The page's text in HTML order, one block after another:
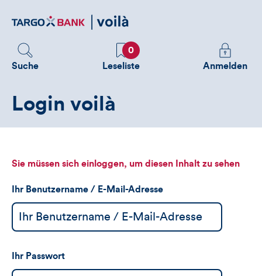
zum
Suche
Favoriten
0
Leseliste
Melden
Sie
sehen
Anmelden
Login voilà
Sie müssen sich einloggen, um diesen Inhalt zu sehen
Ihr Benutzername / E-Mail-Adresse
Ihr Passwort